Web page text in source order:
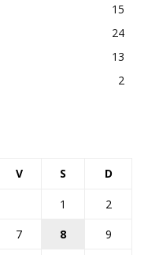
15
24
13
2
V S D
1
2
7 8
9